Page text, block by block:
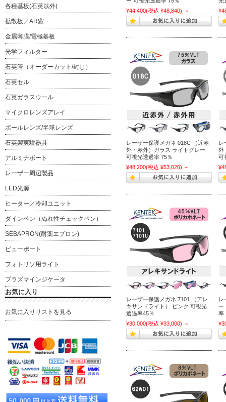
¥44,400(税込 ¥48,840) ～
レーザー保護メガネ 018C （近赤
外・赤外）ガラス ライトグレー
可視光透過率 75％
¥48,200(税込 ¥53,020) ～
レ
外
可
レーザー保護メガネ 7101 （アレ
キサンドライト） ピンク 可視光
透過率45％
¥30,000(税込 ¥33,000) ～
レ
ー
率
各種基板(石英以外)
拡散板／AR窓
金属薄膜/電極基板
光学フィルター
石英管（オーダーカット/封じ）
石英セル
石英ガラスウール
マイクロレンズアレイ
ボールレンズ/半球レンズ
石英製実験器具
アルミナボート
レーザー周辺製品
LED光源
ヒーター／冷却ユニット
ダインペン（ぬれ性チェックペン）
SEBAPRON(耐薬エプロン)
ビューポート
フォトリソ用ライト
プラズマインジケータ
お気に入り
お気に入りリストを見る